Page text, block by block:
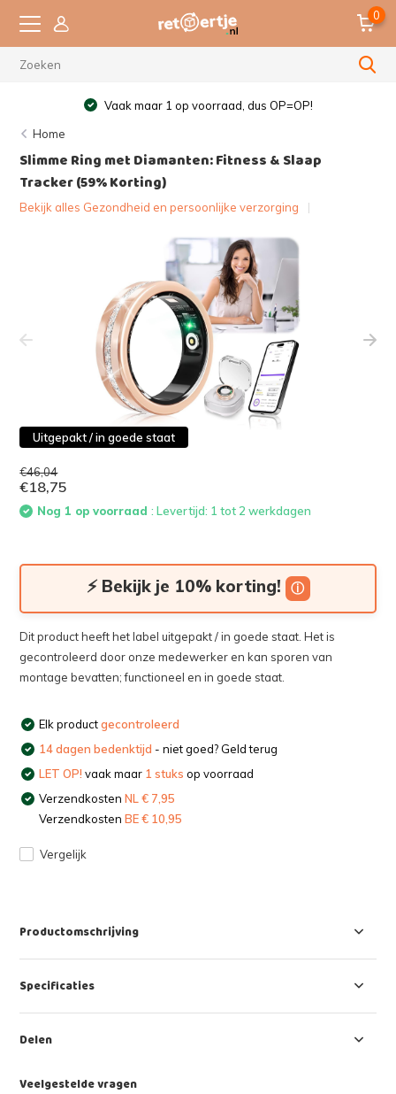
0
Vaak maar 1 op voorraad, dus OP=OP!
Home
Slimme Ring met Diamanten: Fitness & Slaap
Tracker (59% Korting)
Bekijk alles Gezondheid en persoonlijke verzorging
Uitgepakt / in goede staat
€46,04
€18,75
Nog 1 op voorraad: Levertijd: 1 tot 2 werkdagen
⚡ Bekijk je 10% korting! ⓘ
Dit product heeft het label uitgepakt / in goede staat. Het is
gecontroleerd door onze medewerker en kan sporen van
montage bevatten; functioneel en in goede staat.
Elk productgecontroleerd
14 dagen bedenktijd - niet goed? Geld terug
LET OP! vaak maar 1 stuks op voorraad
VerzendkostenNL € 7,95
VerzendkostenBE € 10,95
Vergelijk
Productomschrijving
Specificaties
Delen
Veelgestelde vragen